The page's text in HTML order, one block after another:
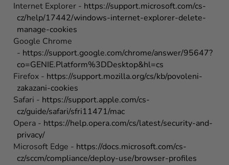
Internet Explorer - https://support.microsoft.com/cs-
cz/help/17442/windows-internet-explorer-delete-
manage-cookies
Google Chrome
- https://support.google.com/chrome/answer/95647?
co=GENIE.Platform%3DDesktop&hl=cs
Firefox - https://support.mozilla.org/cs/kb/povoleni-
zakazani-cookies
Safari - https://support.apple.com/cs-
cz/guide/safari/sfri11471/mac
Opera - https://help.opera.com/cs/latest/security-and-
privacy/
Microsoft Edge - https://docs.microsoft.com/cs-
cz/sccm/compliance/deploy-use/browser-profiles